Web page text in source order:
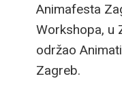
Animafesta
Workshopa, u
održao
Zagreb.